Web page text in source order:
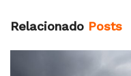
Relacionado Posts